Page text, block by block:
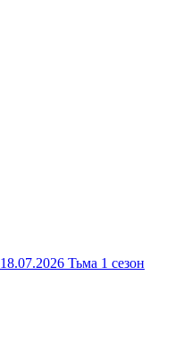
18.07.2026 Тьма 1 сезон